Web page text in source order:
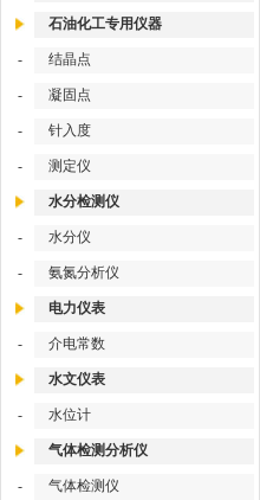
石油化工专用仪器
- 结晶点
- 凝固点
- 针入度
- 测定仪
水分检测仪
- 水分仪
- 氨氮分析仪
电力仪表
- 介电常数
水文仪表
- 水位计
气体检测分析仪
- 气体检测仪